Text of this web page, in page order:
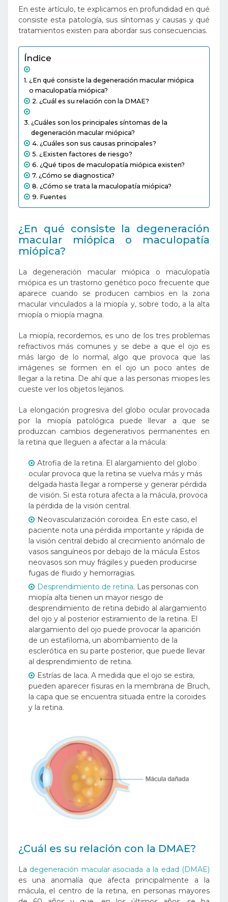
En este artículo, te explicamos en profundidad en qué
consiste esta patología, sus síntomas y causas y qué
tratamientos existen para abordar sus consecuencias.
Índice
¿En qué consiste la degeneración macular miópica
o maculopatía miópica?
¿Cuál es su relación con la DMAE?
¿Cuáles son los principales síntomas de la
degeneración macular miópica?
¿Cuáles son sus causas principales?
¿Existen factores de riesgo?
¿Qué tipos de maculopatía miópica existen?
¿Cómo se diagnostica?
¿Cómo se trata la maculopatía miópica?
Fuentes
¿En qué consiste la degeneración
macular miópica o maculopatía
miópica?
La degeneración macular miópica o maculopatía
miópica es un trastorno genético poco frecuente que
aparece cuando se producen cambios en la zona
macular vinculados a la miopía y, sobre todo, a la alta
miopía o miopía magna.
La miopía, recordemos, es uno de los tres problemas
refractivos más comunes y se debe a que el ojo es
más largo de lo normal, algo que provoca que las
imágenes se formen en el ojo un poco antes de
llegar a la retina. De ahí que a las personas miopes les
cueste ver los objetos lejanos.
La elongación progresiva del globo ocular provocada
por la miopía patológica puede llevar a que se
produzcan cambios degenerativos permanentes en
la retina que lleguen a afectar a la mácula:
Atrofia de la retina. El alargamiento del globo
ocular provoca que la retina se vuelva más y más
delgada hasta llegar a romperse y generar pérdida
de visión. Si esta rotura afecta a la mácula, provoca
la pérdida de la visión central.
Neovascularización coroidea. En este caso, el
paciente nota una pérdida importante y rápida de
la visión central debido al crecimiento anómalo de
vasos sanguíneos por debajo de la mácula Estos
neovasos son muy frágiles y pueden producirse
fugas de fluido y hemorragias.
Desprendimiento de retina. Las personas con
miopía alta tienen un mayor riesgo de
desprendimiento de retina debido al alargamiento
del ojo y al posterior estiramiento de la retina. El
alargamiento del ojo puede provocar la aparición
de un estafiloma, un abombamiento de la
esclerótica en su parte posterior, que puede llevar
al desprendimiento de retina.
Estrías de laca. A medida que el ojo se estira,
pueden aparecer fisuras en la membrana de Bruch,
la capa que se encuentra situada entre la coroides
y la retina.
¿Cuál es su relación con la DMAE?
La degeneración macular asociada a la edad (DMAE)
es una anomalía que afecta principalmente a la
mácula, el centro de la retina, en personas mayores